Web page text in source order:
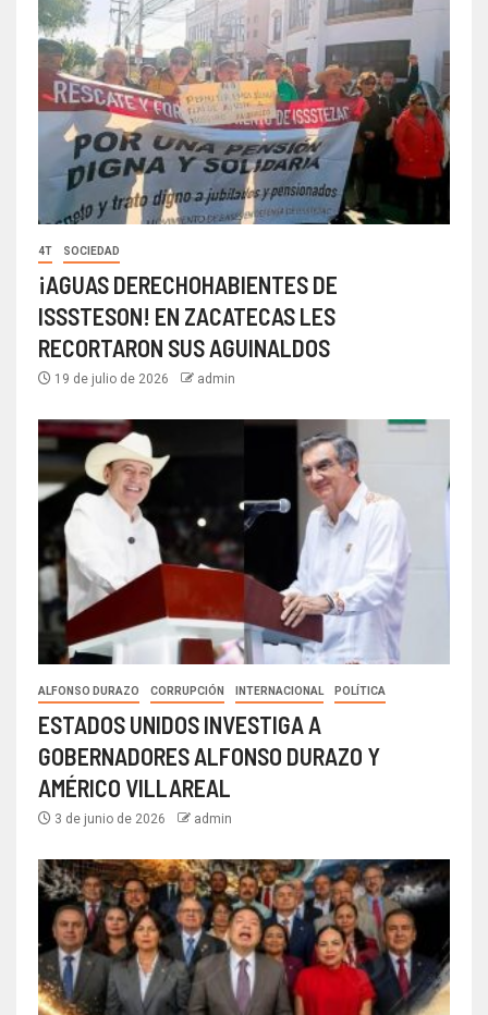
4T SOCIEDAD
¡AGUAS DERECHOHABIENTES DE
ISSSTESON! EN ZACATECAS LES
RECORTARON SUS AGUINALDOS
19 de julio de 2026 admin
ALFONSO DURAZO CORRUPCIÓN INTERNACIONAL POLÍTICA
ESTADOS UNIDOS INVESTIGA A
GOBERNADORES ALFONSO DURAZO Y
AMÉRICO VILLAREAL
3 de junio de 2026 admin